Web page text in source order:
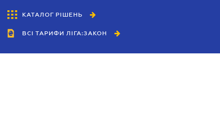
КАТАЛОГ РІШЕНЬ
ВСІ ТАРИФИ ЛІГА:ЗАКОН